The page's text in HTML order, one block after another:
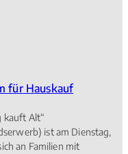
für Hauskauf
kauft Alt“
ist am Dienstag,
an Familien mit